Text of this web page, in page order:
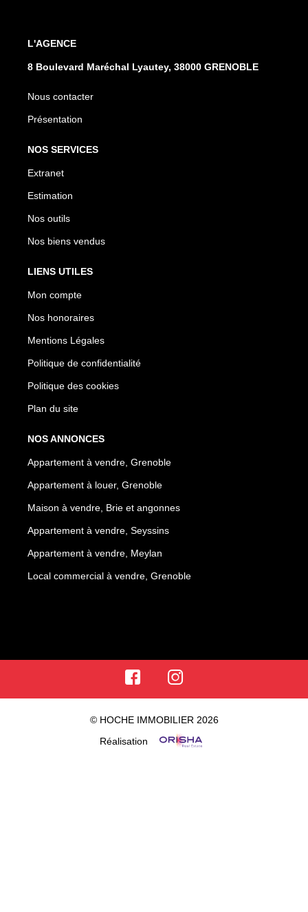
L'AGENCE
8 Boulevard Maréchal Lyautey, 38000 GRENOBLE
Nous contacter
Présentation
NOS SERVICES
Extranet
Estimation
Nos outils
Nos biens vendus
LIENS UTILES
Mon compte
Nos honoraires
Mentions Légales
Politique de confidentialité
Politique des cookies
Plan du site
NOS ANNONCES
Appartement à vendre, Grenoble
Appartement à louer, Grenoble
Maison à vendre, Brie et angonnes
Appartement à vendre, Seyssins
Appartement à vendre, Meylan
Local commercial à vendre, Grenoble
© HOCHE IMMOBILIER 2026
Réalisation